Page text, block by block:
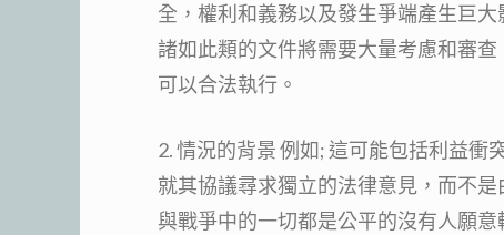
全，權利和義務以及發生爭端產生巨
諸如此類的文件將需要大量考慮和審
可以合法執行。
2. 情況的背景 例如; 這可能包括利益衝
就其協議尋求獨立的法律意見，而不
與戰爭中的一切都是公平的沒有人願